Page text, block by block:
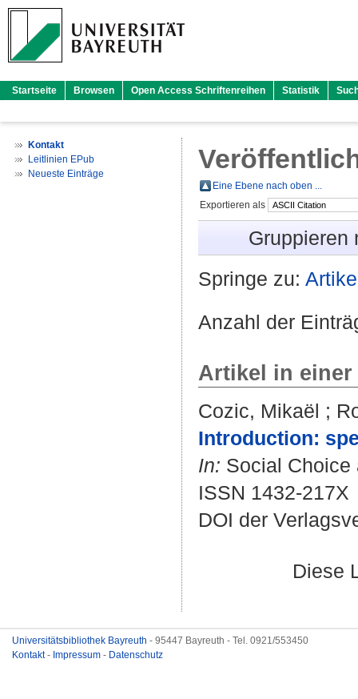
Startseite Browsen Open Access Schriftenreihen Statistik
Kontakt
Leitlinien EPub
Neueste Einträge
Eine Ebene nach oben ...
Exportieren als
Gruppieren
Springe zu:
Anzahl der
Artikel in
Cozic, Mikaël ;
Introduction:
In: Social Choice
ISSN 1432-217X
DOI der
Diese
Universitätsbibliothek Bayreuth - 95447 Bayreuth - Tel. 0921/553450
Kontakt- Impressum - Datenschutz